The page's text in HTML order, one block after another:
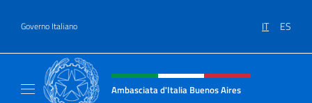
Governo Italiano IT ES
Intestazione sito, social e menù
Ambasciata d'Italia Buenos Aires